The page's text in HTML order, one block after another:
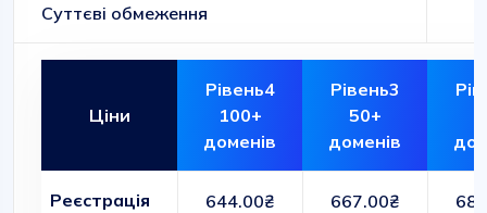
Суттєві обмеження
Ціни
Рівень4
100+
доменів
Рівень3
50+
доменів
Реєстрація 644.00₴ 667.00₴